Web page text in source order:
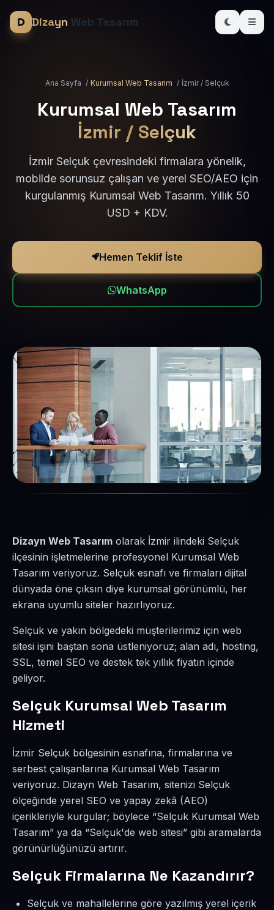
Dizayn Web Tasarım
Ana Sayfa / Kurumsal Web Tasarım / İzmir / Selçuk
Kurumsal Web Tasarım
İzmir / Selçuk
İzmir Selçuk çevresindeki firmalara yönelik,
mobilde sorunsuz çalışan ve yerel SEO/AEO için
kurgulanmış Kurumsal Web Tasarım. Yıllık 50
USD + KDV.
Hemen Teklif İste
WhatsApp
Dizayn Web Tasarım olarak İzmir ilindeki Selçuk
ilçesinin işletmelerine profesyonel Kurumsal Web
Tasarım veriyoruz. Selçuk esnafı ve firmaları dijital
dünyada öne çıksın diye kurumsal görünümlü, her
ekrana uyumlu siteler hazırlıyoruz.
Selçuk ve yakın bölgedeki müşterilerimiz için web
sitesi işini baştan sona üstleniyoruz; alan adı, hosting,
SSL, temel SEO ve destek tek yıllık fiyatın içinde
geliyor.
Selçuk Kurumsal Web Tasarım
Hizmeti
İzmir Selçuk bölgesinin esnafına, firmalarına ve
serbest çalışanlarına Kurumsal Web Tasarım
veriyoruz. Dizayn Web Tasarım, sitenizi Selçuk
ölçeğinde yerel SEO ve yapay zekâ (AEO)
içerikleriyle kurgular; böylece “Selçuk Kurumsal Web
Tasarım” ya da “Selçuk'de web sitesi” gibi aramalarda
görünürlüğünüzü artırır.
Selçuk Firmalarına Ne Kazandırır?
Selçuk ve mahallelerine göre yazılmış yerel içerik